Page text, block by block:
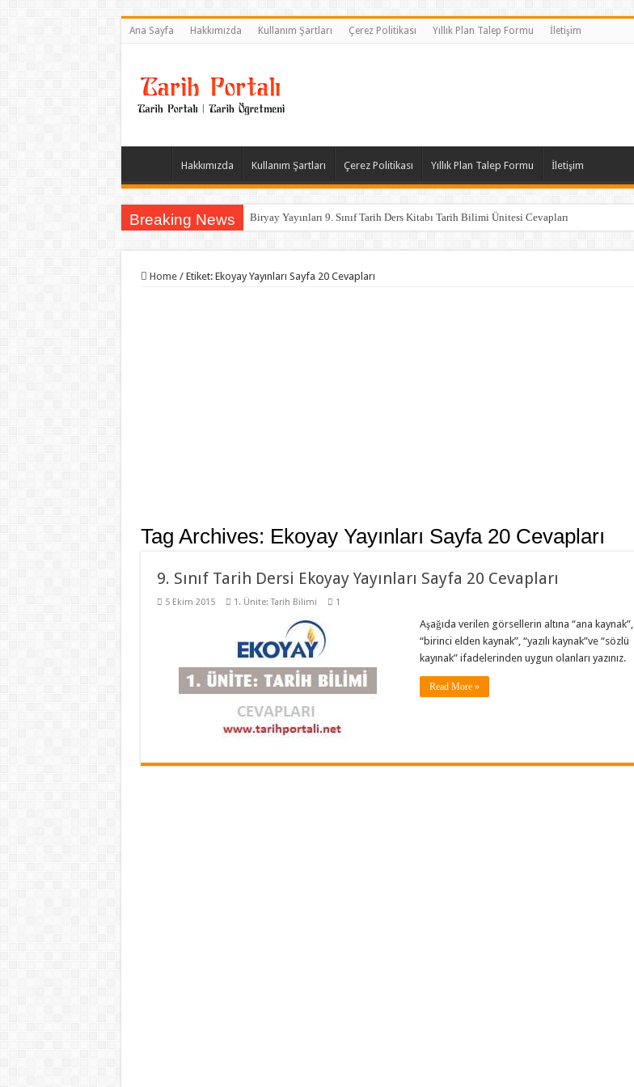
Ana Sayfa Hakkımızda Kullanım Şartları Çerez Politikası Yıllık Plan Talep Formu İletişim
Hakkımızda Kullanım Şartları Çerez Politikası Yıllık Plan Talep Formu İletişim
Breaking News Biryay Yayınları 9. Sınıf Tarih Ders Kitabı Tarih Bilimi Ünitesi Cevapları
Home / Etiket: Ekoyay Yayınları Sayfa 20 Cevapları
Tag Archives: Ekoyay Yayınları Sayfa 20 Cevapları
9. Sınıf Tarih Dersi Ekoyay Yayınları Sayfa 20 Cevapları
5 Ekim 2015 1. Ünite: Tarih Bilimi 1
Aşağıda verilen görsellerin altına “ana kaynak”,
“birinci elden kaynak”, “yazılı kaynak”ve “sözlü
kayınak” ifadelerinden uygun olanları yazınız.
Read More »